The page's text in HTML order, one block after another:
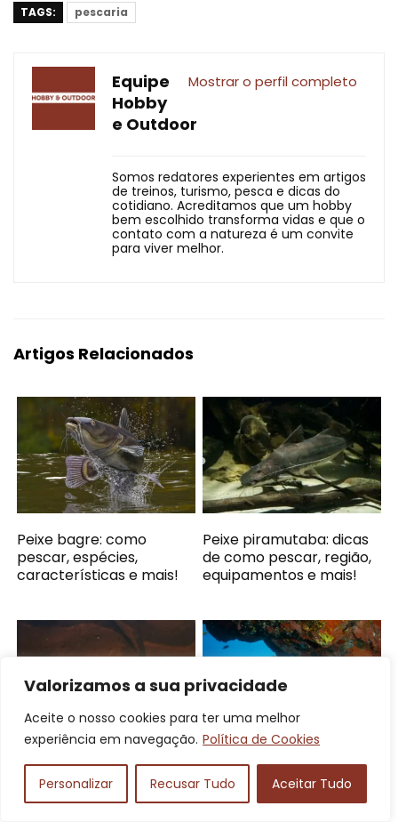
Valorizamos a sua privacidade
Aceite o nosso cookies para ter uma melhor
experiência em navegação. Política de Cookies
Personalizar Recusar Tudo Aceitar Tudo
TAGS: pescaria
Mostrar o perfil completo
Equipe
Hobby
e Outdoor
Somos redatores experientes em artigos
de treinos, turismo, pesca e dicas do
cotidiano. Acreditamos que um hobby
bem escolhido transforma vidas e que o
contato com a natureza é um convite
para viver melhor.
Artigos Relacionados
Peixe bagre: como
pescar, espécies,
características e mais!
Peixe piramutaba: dicas
de como pescar, região,
equipamentos e mais!
Isca para lambari:
artificial, viva,
equipamentos para
Caranha: descubra
como pescar,
características do peixe